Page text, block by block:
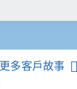
更多客戶故事